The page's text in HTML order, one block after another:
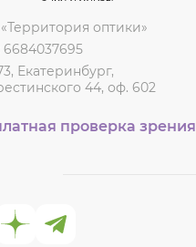
оптики»
Екатеринбург,
44, оф. 602
проверка зрения